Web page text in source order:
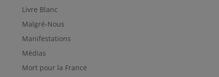
Livre Blanc
Malgré-Nous
Manifestations
Médias
Mort pour la France